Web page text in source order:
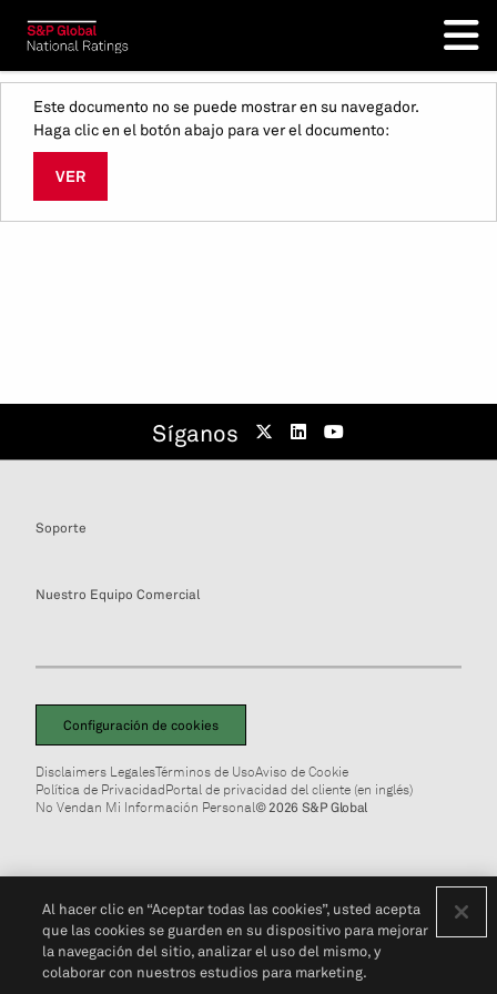
Este documento no se puede mostrar en su navegador.
Haga clic en el botón abajo para ver el documento:
VER
Síganos
Soporte
Nuestro Equipo Comercial
Configuración de cookies
Disclaimers LegalesTérminos de UsoAviso de Cookie
Política de PrivacidadPortal de privacidad del cliente (en inglés)
No Vendan Mi Información Personal© 2026 S&P Global
Al hacer clic en “Aceptar todas las cookies”, usted acepta
que las cookies se guarden en su dispositivo para mejorar
la navegación del sitio, analizar el uso del mismo, y
colaborar con nuestros estudios para marketing.